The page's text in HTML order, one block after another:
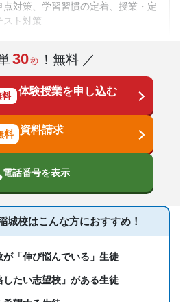
点対策、学習習慣の定着、授業・定
スト対策
、自習室あり
、算数、数学、理科、社会、英語
30秒 ！無料 ／
料 体験授業を申し込む
資料請求
電話番号を表示
城校はこんな方におすすめ！
が「伸び悩んでいる」生徒
したい志望校」がある生徒